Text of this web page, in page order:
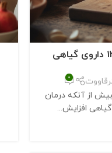
درمان خانگی بی‌میلی جنسی با 13 داروی گیاهی
0
از آنکه درمان
گیاهی افزایش...